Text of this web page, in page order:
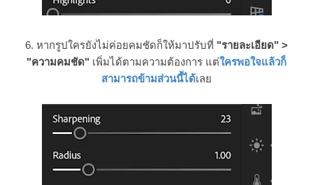
6. หากรูปใครยังไม่ค่อยคมชัดก็ให้มาปรับที่ "รายละเอียด" >
"ความคมชัด" เพิ่มได้ตามความต้องการ แต่ใครพอใจแล้วก็
สามารถข้ามส่วนนี้ได้เลย